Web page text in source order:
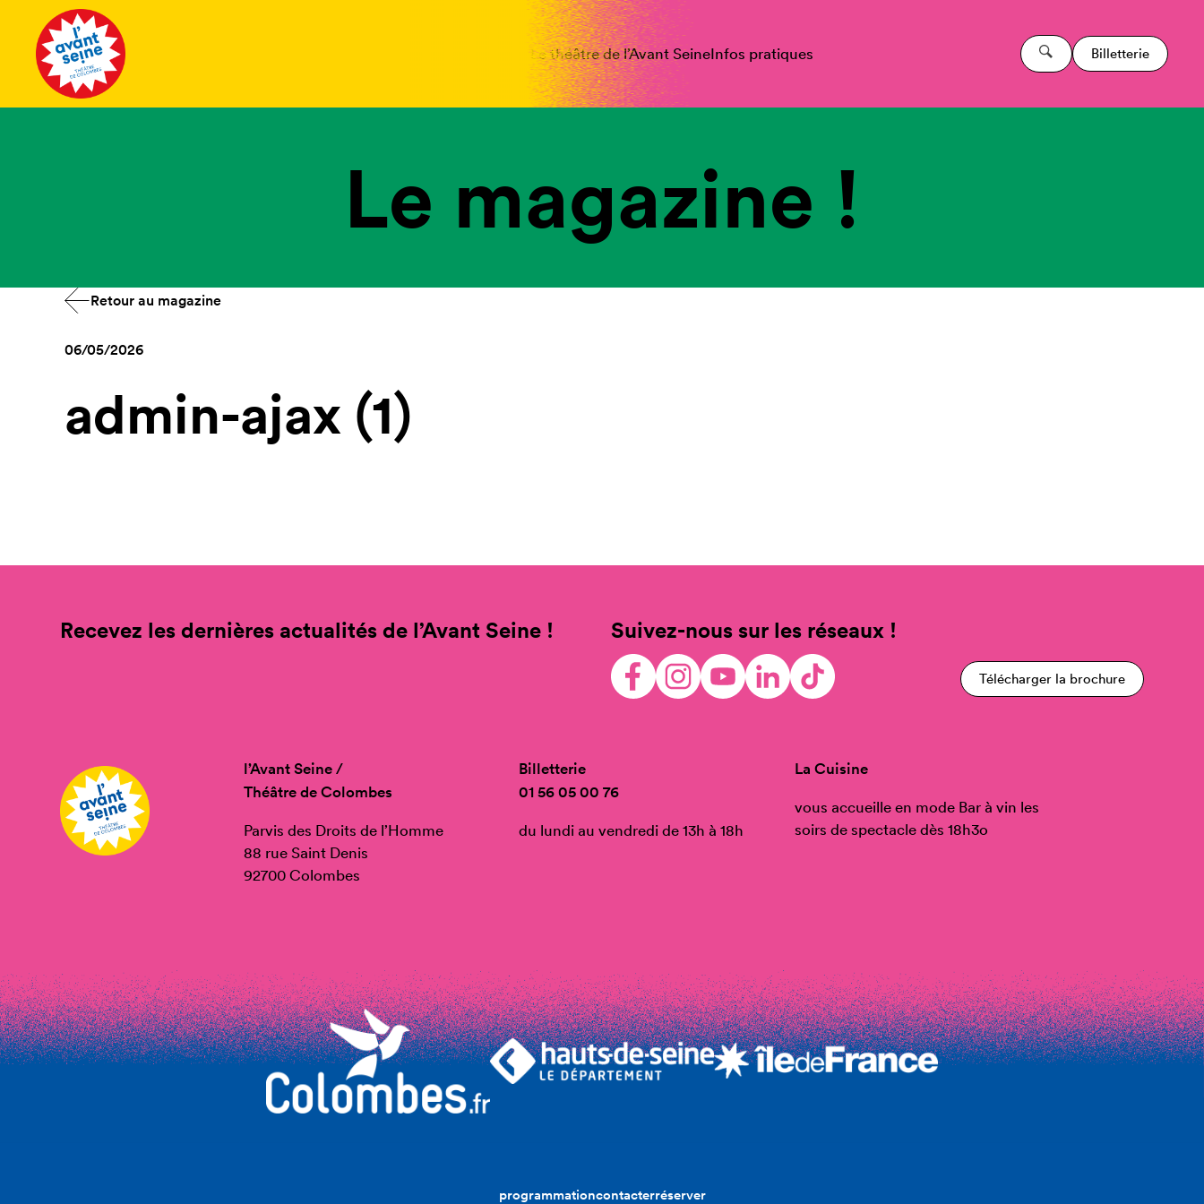
Le théâtre de l’Avant SeineInfos pratiques Billetterie
Le magazine !
Retour au magazine
06/05/2026
admin-ajax (1)
Recevez les dernières actualités de l’Avant Seine ! Suivez-nous sur les réseaux !
Télécharger la brochure
l’Avant Seine /
Théâtre de Colombes
Parvis des Droits de l’Homme
88 rue Saint Denis
92700 Colombes
Billetterie
01 56 05 00 76
du lundi au vendredi de 13h à 18h
La Cuisine
vous accueille en mode Bar à vin les
soirs de spectacle dès 18h3o
programmationcontacterréserver